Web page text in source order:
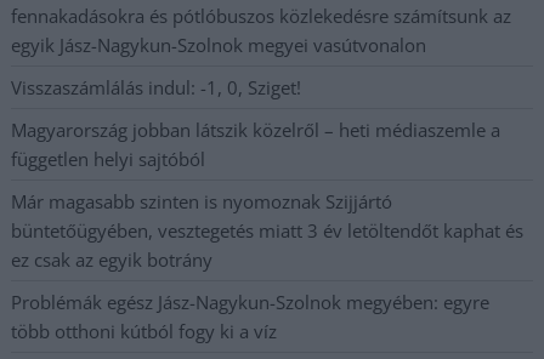
fennakadásokra és pótlóbuszos közlekedésre számítsunk az
egyik Jász-Nagykun-Szolnok megyei vasútvonalon
Visszaszámlálás indul: -1, 0, Sziget!
Magyarország jobban látszik közelről – heti médiaszemle a
független helyi sajtóból
Már magasabb szinten is nyomoznak Szijjártó
büntetőügyében, vesztegetés miatt 3 év letöltendőt kaphat és
ez csak az egyik botrány
Problémák egész Jász-Nagykun-Szolnok megyében: egyre
több otthoni kútból fogy ki a víz